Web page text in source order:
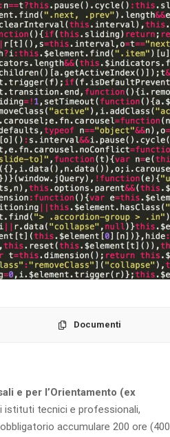
Documenti
e per l’Orientamento (ex
istituti tecnici e professionali,
accumulare 200 ore (400